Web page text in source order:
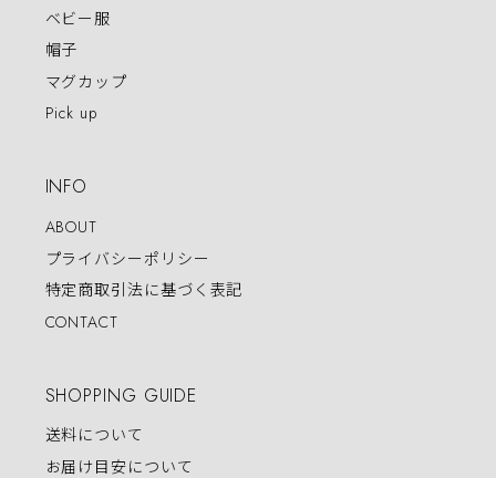
ベビー服
帽子
マグカップ
Pick up
INFO
ABOUT
プライバシーポリシー
特定商取引法に基づく表記
CONTACT
SHOPPING GUIDE
送料について
お届け目安について